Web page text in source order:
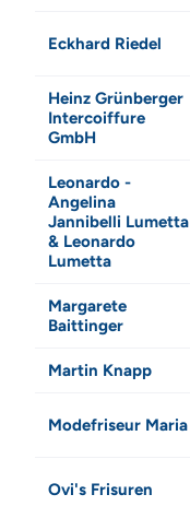
Eckhard Riedel
Heinz Grünberger
Intercoiffure
GmbH
Leonardo -
Angelina
Jannibelli Lumetta
& Leonardo
Lumetta
Margarete
Baittinger
Martin Knapp
Modefriseur Maria
Ovi's Frisuren